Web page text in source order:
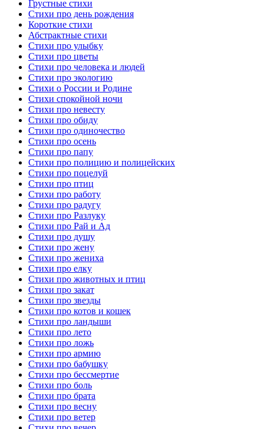
Грустные стихи
Стихи про день рождения
Короткие стихи
Абстрактные стихи
Стихи про улыбку
Стихи про цветы
Стихи про человека и людей
Стихи про экологию
Стихи о России и Родине
Стихи спокойной ночи
Стихи про невесту
Стихи про обиду
Стихи про одиночество
Стихи про осень
Стихи про папу
Стихи про полицию и полицейских
Стихи про поцелуй
Стихи про птиц
Стихи про работу
Стихи про радугу
Стихи про Разлуку
Стихи про Рай и Ад
Стихи про душу
Стихи про жену
Стихи про жениха
Стихи про елку
Стихи про животных и птиц
Стихи про закат
Стихи про звезды
Стихи про котов и кошек
Стихи про ландыши
Стихи про лето
Стихи про ложь
Стихи про армию
Стихи про бабушку
Стихи про бессмертие
Стихи про боль
Стихи про брата
Стихи про весну
Стихи про ветер